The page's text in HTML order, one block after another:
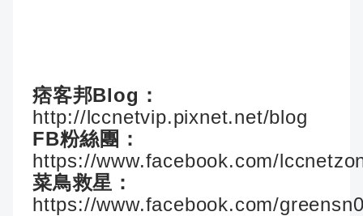
痞客邦Blog：
http://lccnetvip.pixnet.net/blog
FB粉絲團：
https://www.facebook.com/
菜鳥救星：
https://www.facebook.com/